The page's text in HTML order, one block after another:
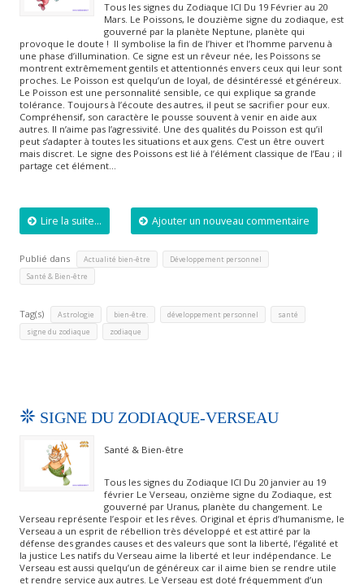
Tous les signes du Zodiaque ICI Du 19 Février au 20
Mars. Le Poissons, le douzième signe du zodiaque, est
gouverné par la planète Neptune, planète qui
provoque le doute ! Il symbolise la fin de l’hiver et l’homme parvenu à
une phase d’illumination. Ce signe est un rêveur née, les Poissons se
montrent extrêmement gentils et attentionnés envers ceux qui leur sont
proches. Le Poisson est quelqu’un de loyal, de désintéressé et généreux.
Le Poisson est une personnalité sensible, ce qui explique sa grande
tolérance. Toujours à l’écoute des autres, il peut se sacrifier pour eux.
Compréhensif, son caractère le pousse souvent à venir en aide aux
autres. Il n’aime pas l’agressivité. Une des qualités du Poisson est qu’il
peut s’adapter à toutes les situations et aux gens. C’est un être ouvert
mais discret. Le signe des Poissons est lié à l’élément classique de l’Eau ; il
partage cet élément…
Lire la suite... Ajouter un nouveau commentaire
Publié dans Actualité bien-être Développement personnel
Santé & Bien-être
Tag(s) Astrologie bien-être. développement personnel santé
signe du zodiaque zodiaque
SIGNE DU ZODIAQUE-VERSEAU
Santé & Bien-être
Tous les signes du Zodiaque ICI Du 20 janvier au 19
février Le Verseau, onzième signe du Zodiaque, est
gouverné par Uranus, planète du changement. Le
Verseau représente l’espoir et les rêves. Original et épris d’humanisme, le
Verseau a un esprit de rébellion très développé et est attiré par la
défense des grandes causes et des valeurs que sont la liberté, l’égalité et
la justice Les natifs du Verseau aime la liberté et leur indépendance. Le
Verseau est aussi quelqu’un de généreux car il aime bien se rendre utile
et rendre service aux autres. Le Verseau est doté fréquemment d’un